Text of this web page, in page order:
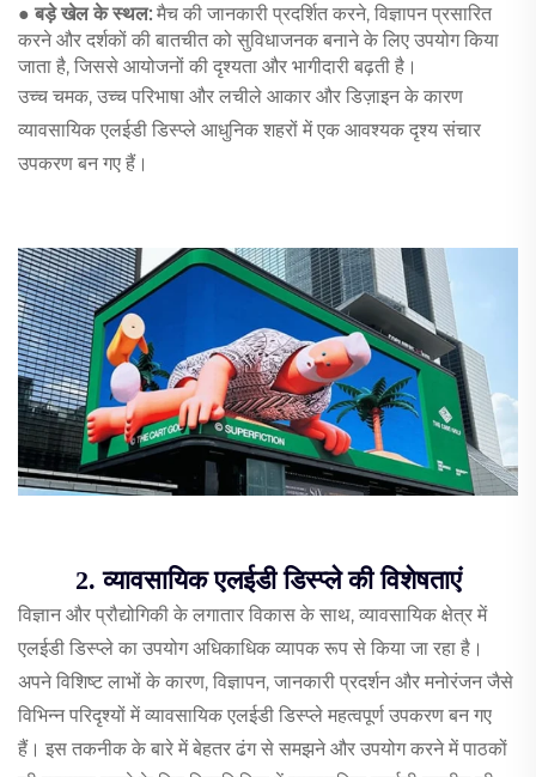
● बड़े खेल के स्थल: मैच की जानकारी प्रदर्शित करने, विज्ञापन प्रसारित
करने और दर्शकों की बातचीत को सुविधाजनक बनाने के लिए उपयोग किया
जाता है, जिससे आयोजनों की दृश्यता और भागीदारी बढ़ती है।
उच्च चमक, उच्च परिभाषा और लचीले आकार और डिज़ाइन के कारण
व्यावसायिक एलईडी डिस्प्ले आधुनिक शहरों में एक आवश्यक दृश्य संचार
उपकरण बन गए हैं।
2. व्यावसायिक एलईडी डिस्प्ले की विशेषताएं
विज्ञान और प्रौद्योगिकी के लगातार विकास के साथ, व्यावसायिक क्षेत्र में
एलईडी डिस्प्ले का उपयोग अधिकाधिक व्यापक रूप से किया जा रहा है।
अपने विशिष्ट लाभों के कारण, विज्ञापन, जानकारी प्रदर्शन और मनोरंजन जैसे
विभिन्न परिदृश्यों में व्यावसायिक एलईडी डिस्प्ले महत्वपूर्ण उपकरण बन गए
हैं। इस तकनीक के बारे में बेहतर ढंग से समझने और उपयोग करने में पाठकों